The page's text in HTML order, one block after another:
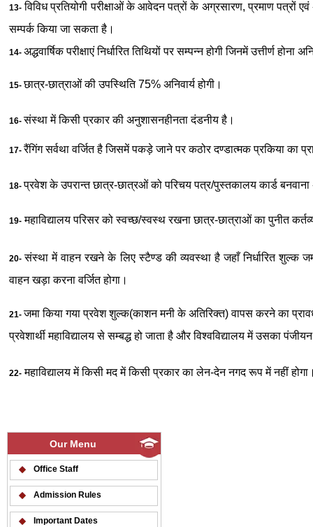
13- विविध प्रतियोगी परीक्षाओं के आवेदन पत्रों के अग्रसारण, प्रमाण पत्रों
सम्पर्क किया जा सकता है।
14- अद्धवार्षिक परीक्षाएं निर्धारित तिथियों पर सम्पन्न होगी जिनमें उत्तीर्ण होना
15- छात्र-छात्राओं की उपस्थिति 75% अनिवार्य होगी।
16- संस्था में किसी प्रकार की अनुशासनहीनता दंडनीय है।
17- रैंगिंग सर्वथा वर्जित है जिसमें पकड़े जाने पर कठोर दण्डात्मक प्रकिया का
18- प्रवेश के उपरान्त छात्र-छात्रओं को परिचय पत्र/पुस्तकालय कार्ड बनवाना
19- महाविद्यालय परिसर को स्वच्छ/स्वस्थ रखना छात्र-छात्राओं का पुनीत
20- संस्था में वाहन रखने के लिए स्टैण्ड की व्यवस्था है जहाँ निर्धारित शुल्क
वाहन खड़ा करना वर्जित होगा।
21- जमा किया गया प्रवेश शुल्क(काशन मनी के अतिरिक्त) वापस करने का
प्रवेशार्थी महाविद्यालय से सम्बद्ध हो जाता है और विश्वविद्यालय में उसका
22- महाविद्यालय में किसी मद में किसी प्रकार का लेन-देन नगद रूप में नहीं
Our Menu
Office Staff
Admission Rules
Important Dates